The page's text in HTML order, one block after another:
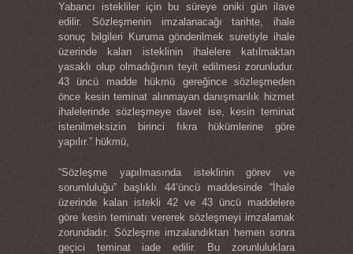
Yabancı istekliler için bu süreye oniki gün ilave
edilir. Sözleşmenin imzalanacağı tarihte, ihale
sonuç bilgileri Kuruma gönderilmek suretiyle ihale
üzerinde kalan isteklinin ihalelere katılmaktan
yasaklı olup olmadığının teyit edilmesi zorunludur.
43 üncü madde hükmü gereğince sözleşmeden
önce kesin teminat alınmayan danışmanlık hizmet
ihalelerinde sözleşmeye davet ise, kesin teminat
istenilmeksizin birinci fıkra hükümlerine göre
yapılır.” hükmü,
“Sözleşme yapılmasında isteklinin görev ve
sorumluluğu” başlıklı 44’üncü maddesinde “İhale
üzerinde kalan istekli 42 ve 43 üncü maddelere
göre kesin teminatı vererek sözleşmeyi imzalamak
zorundadır. Sözleşme imzalandıktan hemen sonra
geçici teminat iade edilir. Bu zorunluluklara